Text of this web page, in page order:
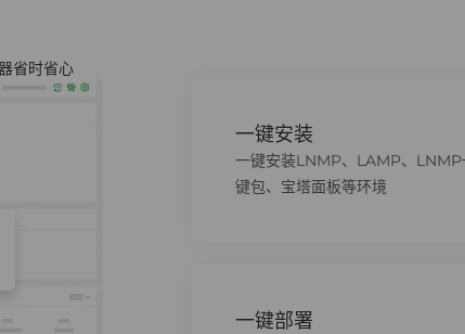
省时省心
一键安装
一键安装LNMP、LAMP、LNMP
键包、宝塔面板等环境
一键部署